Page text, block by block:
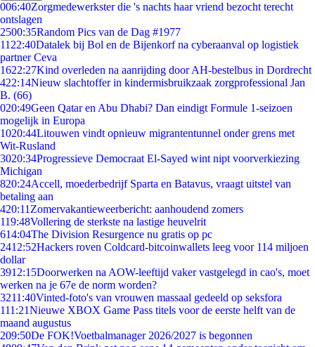
006:40Zorgmedewerkster die 's nachts haar vriend bezocht terecht
ontslagen
2500:35Random Pics van de Dag #1977
11 22:40Datalek bij Bol en de Bijenkorf na cyberaanval op logistiek
partner Ceva
1622:27Kind overleden na aanrijding door AH-bestelbus in Dordrecht
422:14Nieuw slachtoffer in kindermisbruikzaak zorgprofessional Jan
B. (66)
020:49Geen Qatar en Abu Dhabi? Dan eindigt Formule 1-seizoen
mogelijk in Europa
1020:44Litouwen vindt opnieuw migrantentunnel onder grens met
Wit-Rusland
3020:34Progressieve Democraat El-Sayed wint nipt voorverkiezing
Michigan
820:24Accell, moederbedrijf Sparta en Batavus, vraagt uitstel van
betaling aan
420:11 Zomervakantieweerbericht: aanhoudend zomers
119:48Vollering de sterkste na lastige heuvelrit
614:04The Division Resurgence nu gratis op pc
2412:52Hackers roven Coldcard-bitcoinwallets leeg voor 114 miljoen
dollar
3912:15Doorwerken na AOW-leeftijd vaker vastgelegd in cao's, moet
werken na je 67e de norm worden?
3211:40Vinted-foto's van vrouwen massaal gedeeld op seksfora
111:21Nieuwe XBOX Game Pass titels voor de eerste helft van de
maand augustus
209:50De FOK!Voetbalmanager 2026/2027 is begonnen